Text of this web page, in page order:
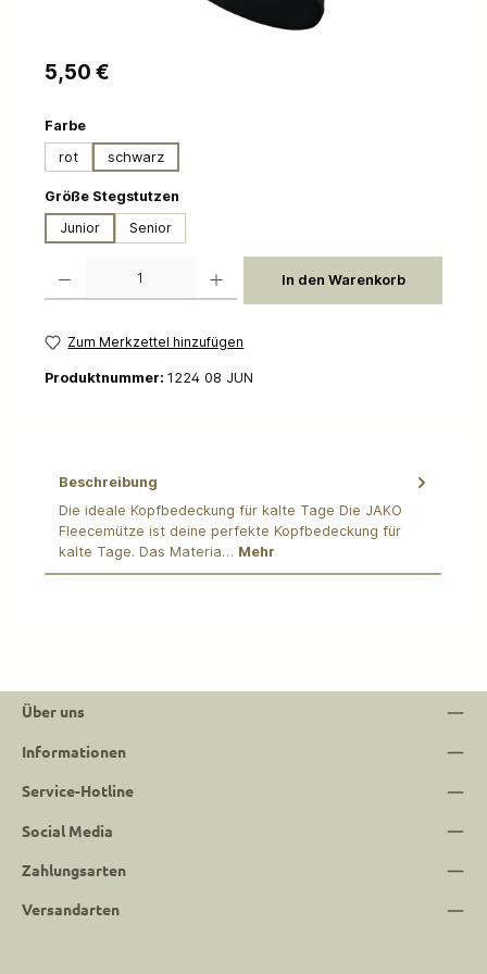
Regulärer Preis:
5,50 €
Farbeauswählen
rot
schwarz
Größe Stegstutzen
Junior
Senior
In den Warenkorb
Zum Merkzettel hinzufügen
Produktnummer: 1224 08 JUN
Beschreibung
Die ideale Kopfbedeckung für kalte Tage Die JAKO
Fleecemütze ist deine perfekte Kopfbedeckung für
kalte Tage. Das Materia… Mehr
Über uns
Informationen
Service-Hotline
Social Media
Zahlungsarten
Versandarten